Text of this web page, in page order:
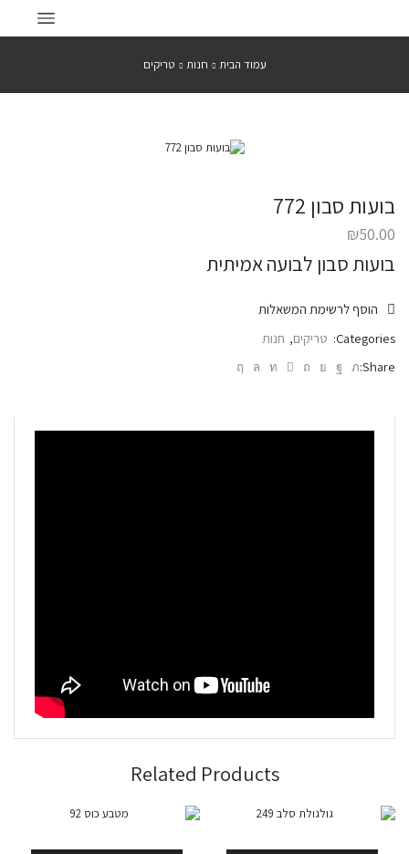
עמוד הבית חנות טריקים
בועות סבון 772
₪50.00
בועות סבון לבועה אמיתית
הוסף לרשימת המשאלות
Categories: טריקים, חנות
Share:
Related Products